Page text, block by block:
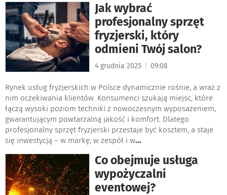
Jak wybrać
profesjonalny sprzęt
fryzjerski, który
odmieni Twój salon?
4 grudnia 2025 09:08
Rynek usług fryzjerskich w Polsce dynamicznie rośnie, a wraz z
nim oczekiwania klientów. Konsumenci szukają miejsc, które
łączą wysoki poziom techniki z nowoczesnym wyposażeniem,
gwarantującym powtarzalną jakość i komfort. Dlatego
profesjonalny sprzęt fryzjerski przestaje być kosztem, a staje
się inwestycją – w markę, w zespół i w...
Co obejmuje usługa
wypożyczalni
eventowej?